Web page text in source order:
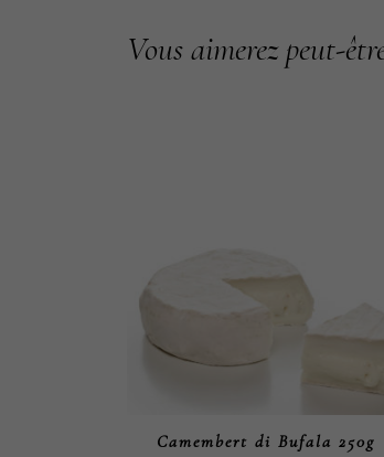
Vous aimerez peut-
Camembert di Bufala 250g